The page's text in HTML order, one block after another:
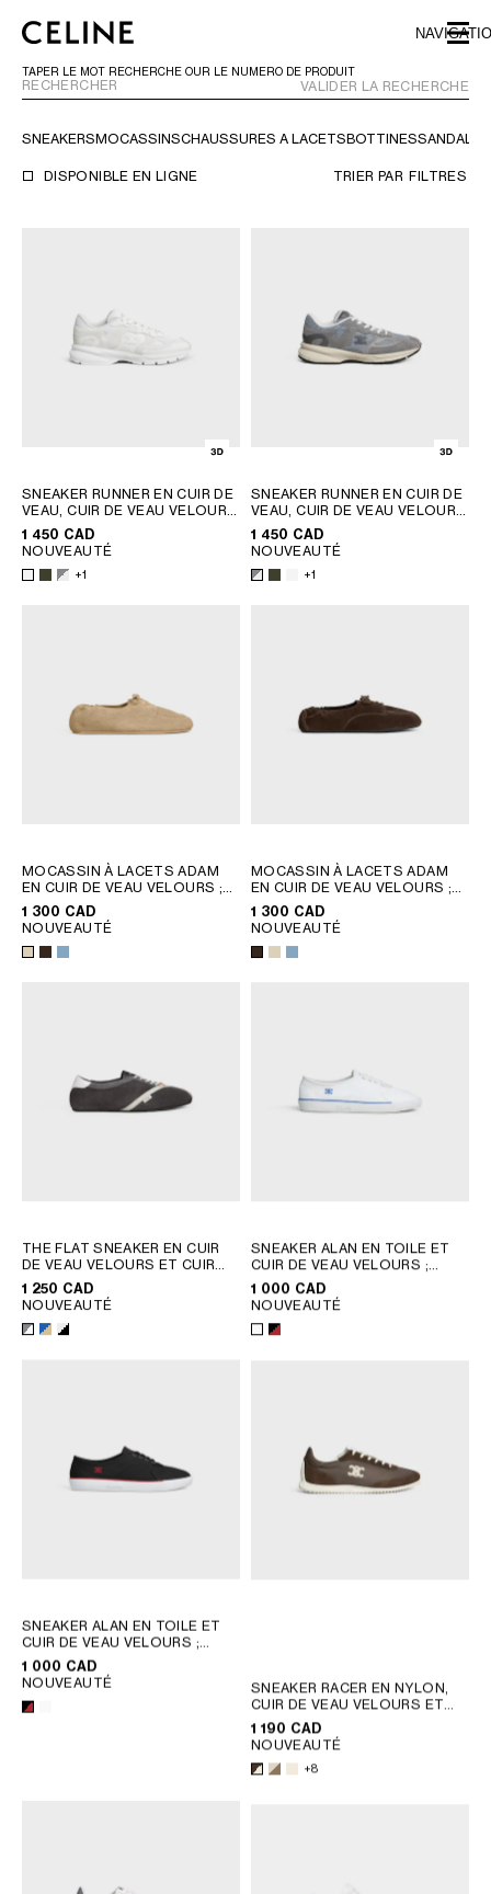
SKIP TO FOOTER CONTENT
PASSER À LA NAVIGATION PRINCIPALE
TAPER LE MOT RECHERCHÉ OUR LE NUMÉRO DE PRODUIT
VALIDER LA RECHERCHE
SNEAKERSMOCASSINSCHAUSSURES À LACETSBOTTINESSANDALES
DISPONIBLE EN LIGNE TRIER PAR FILTRES
SNEAKER RUNNER EN CUIR DE
VEAU, CUIR DE VEAU VELOURS
ET MESH; KAKI
1 450 CAD
NOUVEAUTÉ
+1
SNEAKER RUNNER EN CUIR DE
VEAU, CUIR DE VEAU VELOURS
ET MESH; KAKI
1 450 CAD
NOUVEAUTÉ
+1
MOCASSIN À LACETS ADAM
EN CUIR DE VEAU VELOURS ;
MARRON FONCÉ
1 300 CAD
NOUVEAUTÉ
MOCASSIN À LACETS ADAM
EN CUIR DE VEAU VELOURS ;
MARRON FONCÉ
1 300 CAD
NOUVEAUTÉ
THE FLAT SNEAKER EN CUIR
DE VEAU VELOURS ET CUIR
D'AGNEAU
1 250 CAD
NOUVEAUTÉ
SNEAKER ALAN EN TOILE ET
CUIR DE VEAU VELOURS ;
BLANC
1 000 CAD
NOUVEAUTÉ
SNEAKER ALAN EN TOILE ET
CUIR DE VEAU VELOURS ;
BLANC
1 000 CAD
NOUVEAUTÉ
SNEAKER RACER EN NYLON,
CUIR DE VEAU VELOURS ET
CUIR DE VEAU
OPTIQUE / MARRON
1 190 CAD
NOUVEAUTÉ
+8
EUROPE
AMÉRIQUE DU SUD
AFRIQUE
VERSION INTERNATIONALE